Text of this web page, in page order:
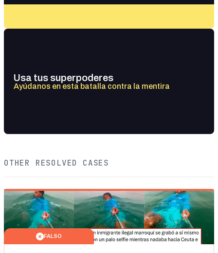
Usa tus superpoderes
Ayúdanos en esta batalla contra la mentira
OTHER RESOLVED CASES
FALSO